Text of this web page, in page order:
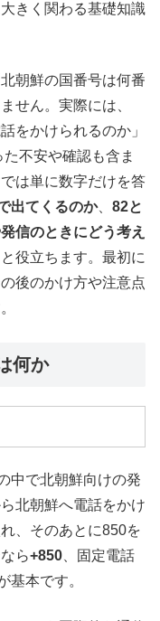
きく関わる基礎知識
朝鮮の国番号は何番
せん。実際には、
をかけられるのか」
不安や確認も含ま
は単に数字だけを答
出てくるのか、 82と
信のときにどう考え
役立ちます。最初に
後のかけ方や注意点
何か
中で北朝鮮向けの発
北朝鮮へ電話をかけ
、そのあとに850を
ら+850 、固定電話
基本です。